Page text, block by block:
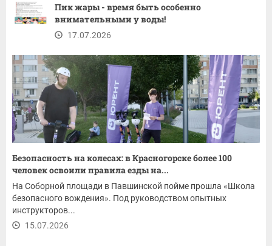
Пик жары - время быть особенно
внимательными у воды!
17.07.2026
Безопасность на колесах: в Красногорске более 100
человек освоили правила езды на...
На Соборной площади в Павшинской пойме прошла «Школа
безопасного вождения». Под руководством опытных
инструкторов...
15.07.2026